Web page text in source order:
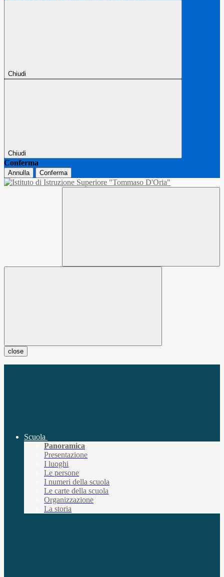
Chiudi
Chiudi
Conferma
Annulla Conferma
close
Scuola
Panoramica
Presentazione
I luoghi
Le persone
I numeri della scuola
Le carte della scuola
Organizzazione
La storia